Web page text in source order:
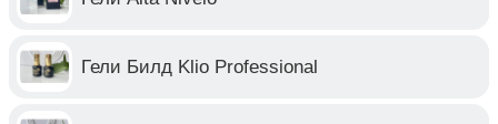
Гели Билд Klio Professional